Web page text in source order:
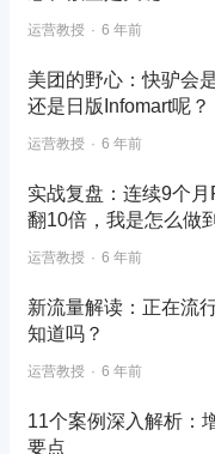
运营教授 6 年前
美团的野心：快驴会
还是日版Infomart呢？
运营教授 6 年前
实战复盘：连续9个月
翻10倍，我是怎么做
运营教授 6 年前
新流量解读：正在流
知道吗？
运营教授 6 年前
11个案例深入解析：
要点